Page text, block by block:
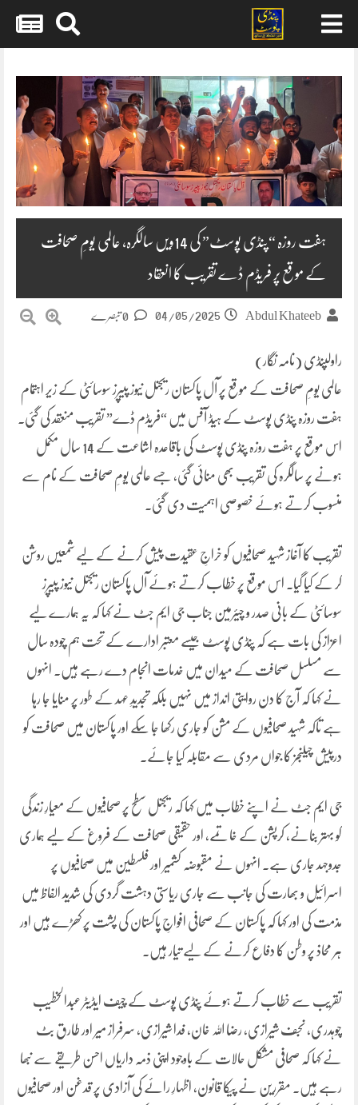
content
ہفت روزہ “پنڈی پوسٹ” کی 14ویں سالگرہ، عالمی یومِ صحافت
کے موقع پر فریڈم ڈے تقریب کا انعقاد
Abdul Khateeb
04/05/2025
راولپنڈی (نامہ نگار)
عالمی یومِ صحافت کے موقع پر آل پاکستان ریجنل نیوز پیپرز سوسائٹی کے زیر اہتمام
ہفت روزہ پنڈی پوسٹ کے ہیڈ آفس میں “فریڈم ڈے” تقریب منعقد کی گئی۔
اس موقع پر ہفت روزہ پنڈی پوسٹ کی باقاعدہ اشاعت کے 14 سال مکمل
ہونے پر سالگرہ کی تقریب بھی منائی گئی، جسے عالمی یومِ صحافت کے نام سے
منسوب کرتے ہوئے خصوصی اہمیت دی گئی۔
تقریب کا آغاز شہید صحافیوں کو خراجِ عقیدت پیش کرنے کے لیے شمعیں روشن
کر کے کیا گیا۔ اس موقع پر خطاب کرتے ہوئے آل پاکستان ریجنل نیوز پیپرز
سوسائٹی کے بانی صدر و چیئرمین جناب جی ایم جٹ نے کہا کہ یہ ہمارے لیے
اعزاز کی بات ہے کہ پنڈی پوسٹ جیسے معتبر ادارے کے تحت ہم چودہ سال
سے مسلسل صحافت کے میدان میں خدمات انجام دے رہے ہیں۔ انہوں
نے کہا کہ آج کا دن روایتی انداز میں نہیں بلکہ تجدیدِ عہد کے طور پر منایا جا رہا
ہے تاکہ شہید صحافیوں کے مشن کو جاری رکھا جا سکے اور پاکستان میں صحافت کو
درپیش چیلنجز کا جواں مردی سے مقابلہ کیا جائے۔
جی ایم جٹ نے اپنے خطاب میں کہا کہ ریجنل سطح پر صحافیوں کے معیارِ زندگی
کو بہتر بنانے، کرپشن کے خاتمے، اور حقیقی صحافت کے فروغ کے لیے ہماری
جدوجہد جاری ہے۔ انہوں نے مقبوضہ کشمیر اور فلسطین میں صحافیوں پر
اسرائیل و بھارت کی جانب سے جاری ریاستی دہشت گردی کی شدید الفاظ میں
مذمت کی اور کہا کہ پاکستان کے صحافی افواجِ پاکستان کی پشت پر کھڑے ہیں اور
ہر محاذ پر وطن کا دفاع کرنے کے لیے تیار ہیں۔
تقریب سے خطاب کرتے ہوئے پنڈی پوسٹ کے چیف ایڈیٹر عبدالخطیب
چوہدری، نجف شیرازی، رضا اللہ خان، فدا شیرازی، سرفراز میر اور طارق بٹ
نے کہا کہ صحافی مشکل حالات کے باوجود اپنی ذمہ داریاں احسن طریقے سے نبھا
رہے ہیں۔ مقررین نے پیکا قانون، اظہارِ رائے کی آزادی پر قدغن اور صحافیوں